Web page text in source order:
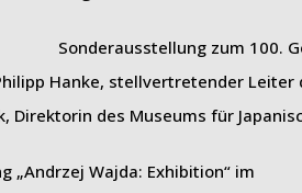
Hanke, stellvertretender Leiter
Direktorin des Museums für
„Andrzej Wajda: Exhibition“ im